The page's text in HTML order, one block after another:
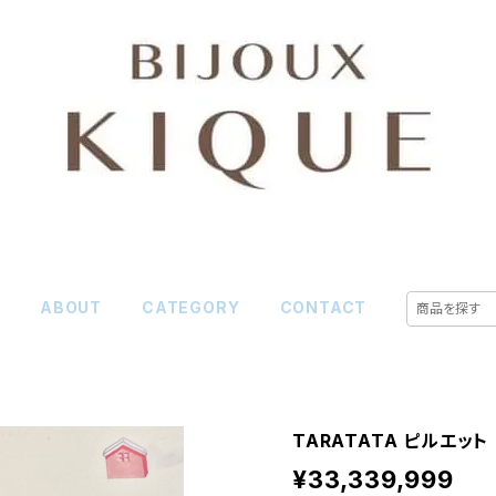
ABOUT CATEGORY CONTACT
TARATATA ピルエット
¥33,339,999